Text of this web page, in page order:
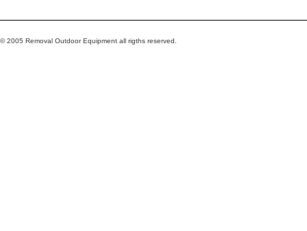
© 2005 Removal Outdoor Equipment all rigths reserved.